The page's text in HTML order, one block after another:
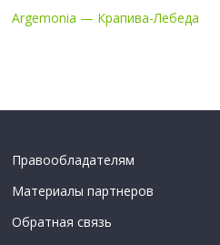
Argemonia — Крапива-Лебеда
Правообладателям
Материалы партнеров
Обратная связь